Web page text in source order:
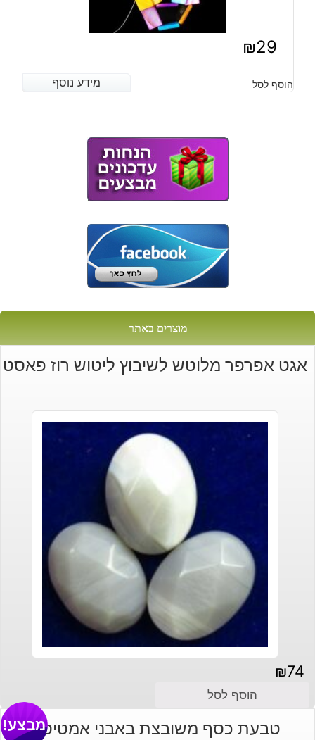
₪29
מידע נוסף הוסף לסל מידע נוסף
מוצרים באתר
אגט אפרפר מלוטש לשיבוץ ליטוש רוז פאסט
₪74
הוסף לסל
טבעת כסף משובצת באבני אמטיסטמבצע!